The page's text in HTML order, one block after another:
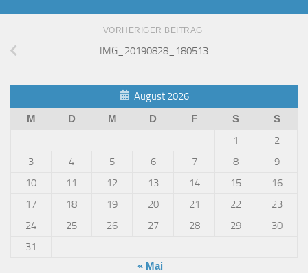
VORHERIGER BEITRAG
IMG_20190828_180513
August 2026
M D M D F S S
1
2
3
4 5 6 7 8
9
10
11 12 13 14 15
16
17
18 19 20 21 22
23
24
25 26 27 28 29
30
31
« Mai